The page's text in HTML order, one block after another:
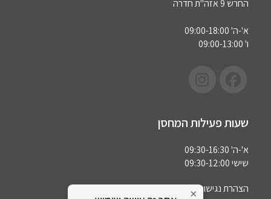
החרש 9 אזה"ת חדרה
א'-ה' 09:00-18:00
ו' 09:00-13:00
שעות פעילות המחסן
א'-ה' 09:30-16:30
שישי 09:30-12:00
הצהרת נגישות×